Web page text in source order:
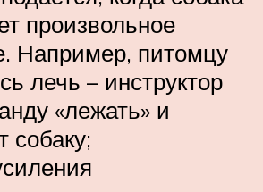
произвольное
Например, питомцу
лечь – инструктор
«лежать» и
собаку;